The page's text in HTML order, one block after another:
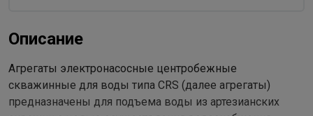
Описание
Агрегаты электронасосные центробежные
скважинные для воды типа CRS (далее агрегаты)
предназначены для подъема воды из артезианских